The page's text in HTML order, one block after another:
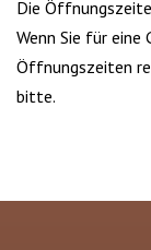
Die
Wenn Sie für eine
Öffnungszeiten
bitte.